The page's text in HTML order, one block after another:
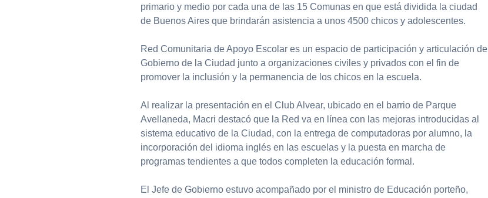
primario y medio por cada una de las 15 Comunas en que está dividida la ciudad
de Buenos Aires que brindarán asistencia a unos 4500 chicos y adolescentes.
Red Comunitaria de Apoyo Escolar es un espacio de participación y articulación del
Gobierno de la Ciudad junto a organizaciones civiles y privados con el fin de
promover la inclusión y la permanencia de los chicos en la escuela.
Al realizar la presentación en el Club Alvear, ubicado en el barrio de Parque
Avellaneda, Macri destacó que la Red va en línea con las mejoras introducidas al
sistema educativo de la Ciudad, con la entrega de computadoras por alumno, la
incorporación del idioma inglés en las escuelas y la puesta en marcha de
programas tendientes a que todos completen la educación formal.
El Jefe de Gobierno estuvo acompañado por el ministro de Educación porteño,